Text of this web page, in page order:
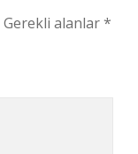
Gerekli alanlar*